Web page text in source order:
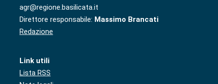
agr@regione.basilicata.it
Direttore responsabile: Massimo Brancati
Redazione
Link utili
Lista RSS